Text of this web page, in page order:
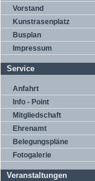
Vorstand
Kunstrasenplatz
Busplan
Impressum
Service
Anfahrt
Info - Point
Mitgliedschaft
Ehrenamt
Belegungspläne
Fotogalerie
Veranstaltungen